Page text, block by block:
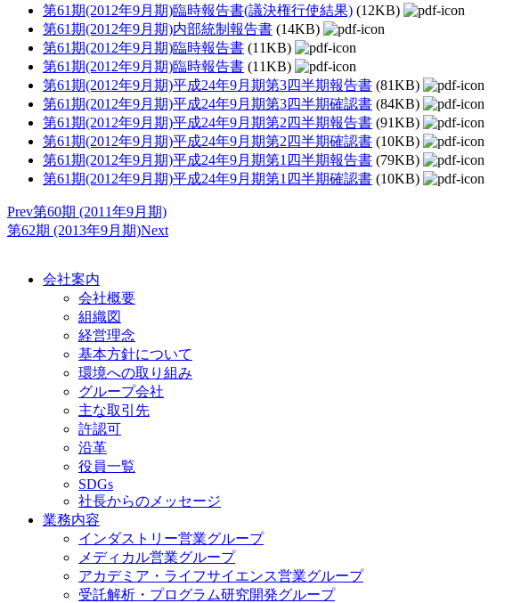
第61期(2012年9月期)臨時報告書(議決権行使結果) (12KB)
第61期(2012年9月期)内部統制報告書 (14KB)
第61期(2012年9月期)臨時報告書 (11KB)
第61期(2012年9月期)臨時報告書 (11KB)
第61期(2012年9月期)平成24年9月期第3四半期報告書 (81KB)
第61期(2012年9月期)平成24年9月期第3四半期確認書 (84KB)
第61期(2012年9月期)平成24年9月期第2四半期報告書 (91KB)
第61期(2012年9月期)平成24年9月期第2四半期確認書 (10KB)
第61期(2012年9月期)平成24年9月期第1四半期報告書 (79KB)
第61期(2012年9月期)平成24年9月期第1四半期確認書 (10KB)
Prev第60期 (2011年9月期)
第62期 (2013年9月期)Next
会社案内
会社概要
組織図
経営理念
基本方針について
環境への取り組み
グループ会社
主な取引先
許認可
沿革
役員一覧
SDGs
社長からのメッセージ
業務内容
インダストリー営業グループ
メディカル営業グループ
アカデミア・ライフサイエンス営業グループ
受託解析・プログラム研究開発グループ